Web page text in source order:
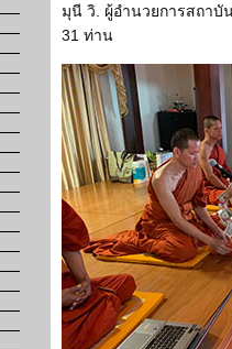
มุนี วิ. ผู้อำนวยการสถา
31 ท่าน